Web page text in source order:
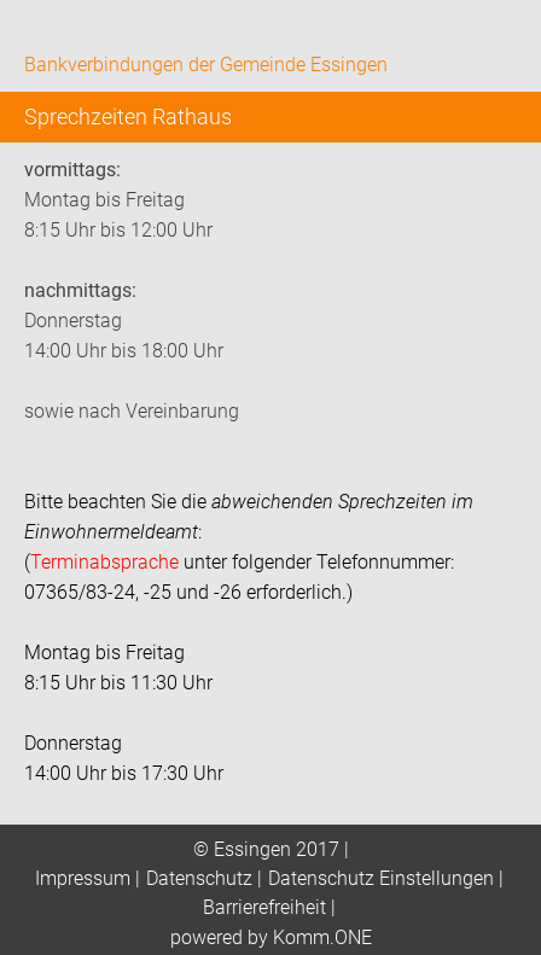
Bankverbindungen der Gemeinde Essingen
Sprechzeiten Rathaus
vormittags:
Montag bis Freitag
8:15 Uhr bis 12:00 Uhr
nachmittags:
Donnerstag
14:00 Uhr bis 18:00 Uhr
sowie nach Vereinbarung
Bitte beachten Sie die abweichenden Sprechzeiten im
Einwohnermeldeamt:
(Terminabsprache unter folgender Telefonnummer:
07365/83-24, -25 und -26 erforderlich.)
Montag bis Freitag
8:15 Uhr bis 11:30 Uhr
Donnerstag
14:00 Uhr bis 17:30 Uhr
© Essingen 2017 |
Impressum
Datenschutz| Datenschutz Einstellungen
Barrierefreiheit|
powered by Komm.ONE